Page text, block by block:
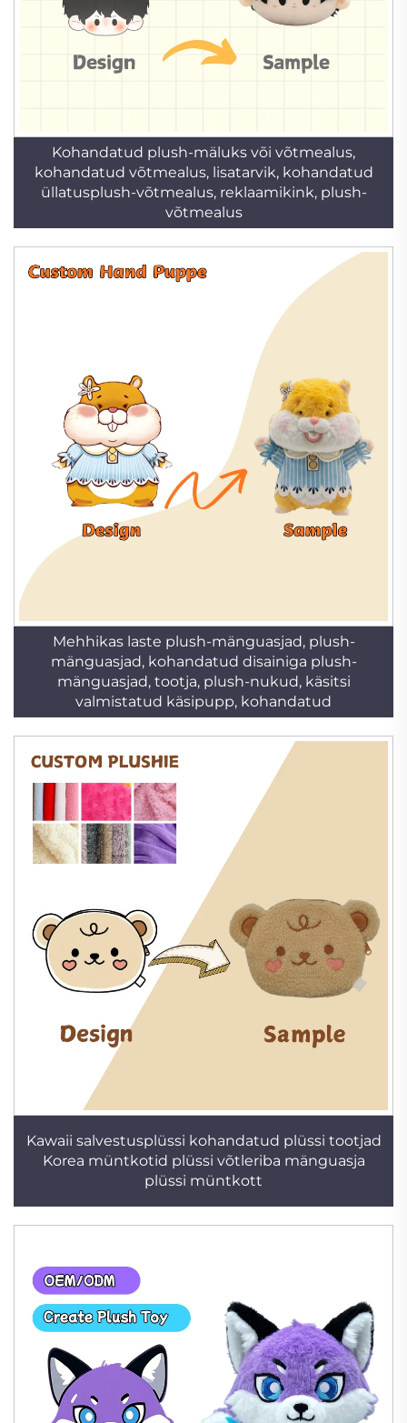
Kohandatud plush-mäluks või võtmealus,
kohandatud võtmealus, lisatarvik, kohandatud
üllatusplush-võtmealus, reklaamikink, plush-
võtmealus
Mehhikas laste plush-mänguasjad, plush-
mänguasjad, kohandatud disainiga plush-
mänguasjad, tootja, plush-nukud, käsitsi
valmistatud käsipupp, kohandatud
Kawaii salvestusplüssi kohandatud plüssi tootjad
Korea müntkotid plüssi võtleriba mänguasja
plüssi müntkott